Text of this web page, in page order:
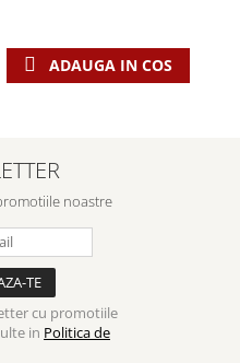
ADAUGA IN COS
noastre
cu promotiile
in Politica de